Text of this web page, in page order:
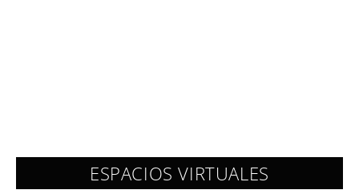
ESPACIOS VIRTUALES